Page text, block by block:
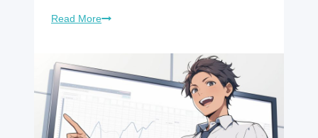
Read More